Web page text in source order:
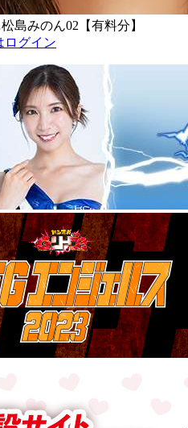
島みのん02【有料分】
ログイン